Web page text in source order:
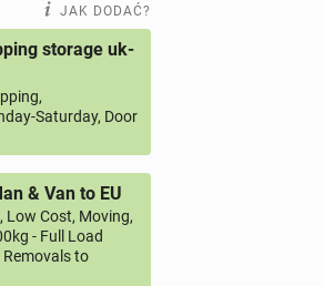
JAK DODAĆ?
storage uk-
Saturday, Door
& Van to EU
Low Cost, Moving,
- Full Load
to